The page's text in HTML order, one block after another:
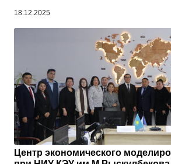
18.12.2025
Центр экономического